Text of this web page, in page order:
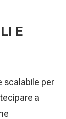
E
scalabile per
a